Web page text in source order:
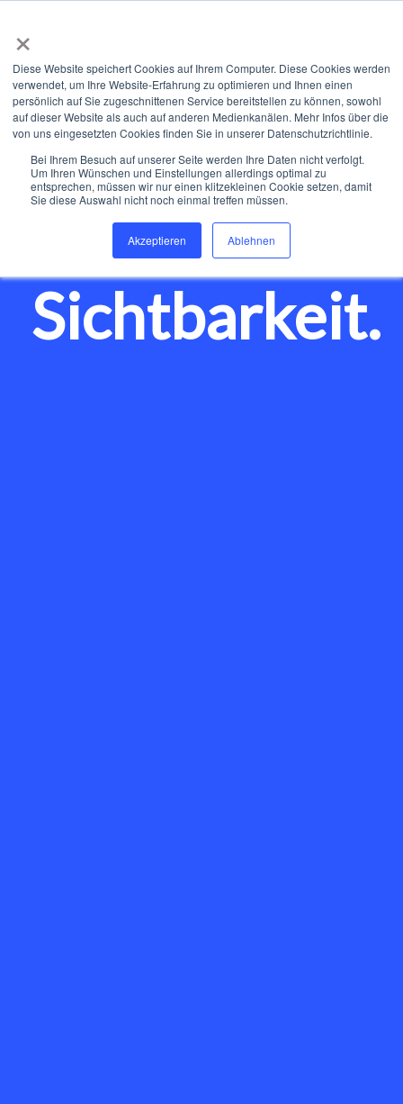
×
Diese Website speichert Cookies auf Ihrem Computer. Diese Cookies werden
verwendet, um Ihre Website-Erfahrung zu optimieren und Ihnen einen
persönlich auf Sie zugeschnittenen Service bereitstellen zu können, sowohl
auf dieser Website als auch auf anderen Medienkanälen. Mehr Infos über die
von uns eingesetzten Cookies finden Sie in unserer Datenschutzrichtlinie.
Bei Ihrem Besuch auf unserer Seite werden Ihre Daten nicht verfolgt.
Um Ihren Wünschen und Einstellungen allerdings optimal zu
entsprechen, müssen wir nur einen klitzekleinen Cookie setzen, damit
Sie diese Auswahl nicht noch einmal treffen müssen.
Akzeptieren Ablehnen
Wachstum.
Sichtbarkeit.